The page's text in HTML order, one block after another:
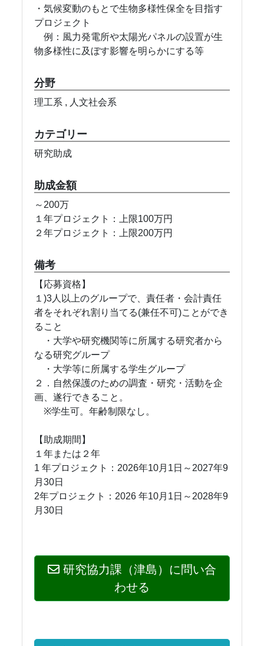
・気候変動のもとで生物多様性保全を目指す
プロジェクト
例：風力発電所や太陽光パネルの設置が生
物多様性に及ぼす影響を明らかにする等
分野
理工系 , 人文社会系
カテゴリー
研究助成
助成金額
～200万
１年プロジェクト：上限100万円
２年プロジェクト：上限200万円
備考
【応募資格】
１)3人以上のグループで、責任者・会計責任
者をそれぞれ割り当てる(兼任不可)ことができ
ること
・大学や研究機関等に所属する研究者から
なる研究グループ
・大学等に所属する学生グループ
２．自然保護のための調査・研究・活動を企
画、遂行できること。
※学生可。年齢制限なし。
【助成期間】
１年または２年
1 年プロジェクト：2026年10月1日～2027年9
月30日
2年プロジェクト：2026 年10月1日～2028年9
月30日
研究協力課（津島）に問い合
わせる